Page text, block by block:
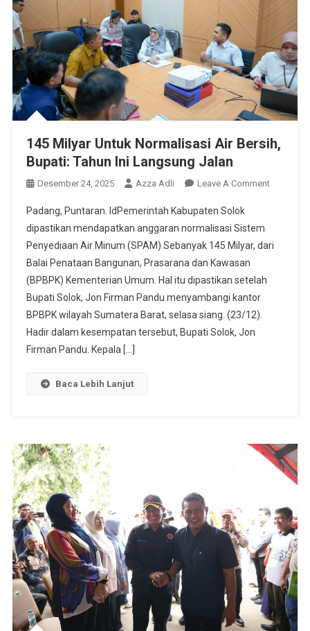
145 Milyar Untuk Normalisasi Air Bersih,
Bupati: Tahun Ini Langsung Jalan
Desember 24, 2025 Azza Adli Leave A CommentOn
Padang, Puntaran. IdPemerintah Kabupaten Solok
dipastikan mendapatkan anggaran normalisasi Sistem
Penyediaan Air Minum (SPAM) Sebanyak 145 Milyar, dari
Balai Penataan Bangunan, Prasarana dan Kawasan
(BPBPK) Kementerian Umum. Hal itu dipastikan setelah
Bupati Solok, Jon Firman Pandu menyambangi kantor
BPBPK wilayah Sumatera Barat, selasa siang. (23/12).
Hadir dalam kesempatan tersebut, Bupati Solok, Jon
Firman Pandu. Kepala […]
Baca Lebih Lanjut